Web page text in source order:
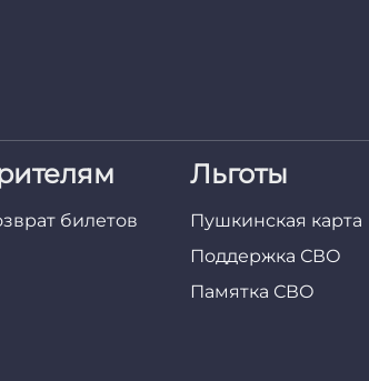
билетов
Льготы
Пушкинская карта
Поддержка СВО
Памятка СВО